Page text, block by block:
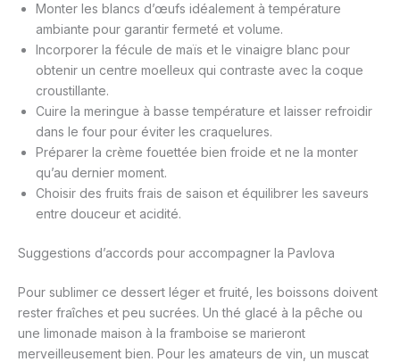
Monter les blancs d’œufs idéalement à température
ambiante pour garantir fermeté et volume.
Incorporer la fécule de maïs et le vinaigre blanc pour
obtenir un centre moelleux qui contraste avec la coque
croustillante.
Cuire la meringue à basse température et laisser refroidir
dans le four pour éviter les craquelures.
Préparer la crème fouettée bien froide et ne la monter
qu’au dernier moment.
Choisir des fruits frais de saison et équilibrer les saveurs
entre douceur et acidité.
Suggestions d’accords pour accompagner la Pavlova
Pour sublimer ce dessert léger et fruité, les boissons doivent
rester fraîches et peu sucrées. Un thé glacé à la pêche ou
une limonade maison à la framboise se marieront
merveilleusement bien. Pour les amateurs de vin, un muscat